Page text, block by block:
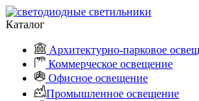
Каталог
Архитектурно-парковое
Коммерческое освещение
Офисное освещение
Промышленное освещение